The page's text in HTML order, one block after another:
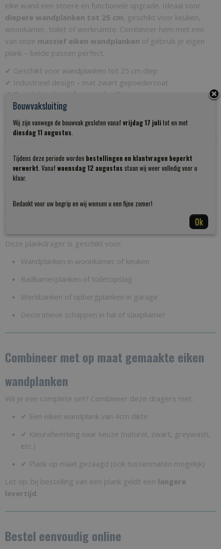
elke wand een stoere en functionele upgrade. Ideaal voor
diepere wandplanken tot 25 cm, geschikt voor keuken,
woonkamer, toilet of werkruimte. Combineer hem met een
van onze massief eiken wandplanken of gebruik je eigen
plank – beide passen perfect.
✔ Geschikt voor wandplanken tot 25 cm diep
✔ Industrieel design – mat zwart gepoedercoat
✔ Per stuk te bestellen – stel zelf jouw set samen
✔ Eenvoudig te monteren met bijgeleverde pluggen &
schroeven
Praktisch & flexibel toepasbaar
Dezeplankdragers zijn los verkrijgbaar
Voor wandplanken langer dan 120 cm adviseren wij
toe te passen, om doorbuigen te
Deze plankdrager is geschikt voor:
Wandplanken in woonkamer of keuken
Badkamerplanken of toiletopslag
Werkbanken of opbergplanken in garage
Decoratieve schappen in hal of slaapkamer
Combineer met op maat gemaakte eiken
wandplanken
Wil je een complete set? Combineer deze dragers met:
✔ Een eiken wandplank van 4cm dikte
✔ Kleurafwerking naar keuze (naturel, zwart, greywash,
etc.)
✔ Plank op maat gezaagd (ook tussenmaten mogelijk)
Let op: bij bestelling van een plank geldt een langere
levertijd.
Bestel eenvoudig online
Bouwvaksluiting
Wij zijn vanwege de bouwvak gesloten vanaf vrijdag 17 juli tot en met
dinsdag 11 augustus.
Tijdens deze periode worden bestellingen en klantvragen beperkt
verwerkt. Vanaf woensdag 12 augustus staan wij weer volledig voor u
klaar.
Bedankt voor uw begrip en wij wensen u een fijne zomer!
Ok